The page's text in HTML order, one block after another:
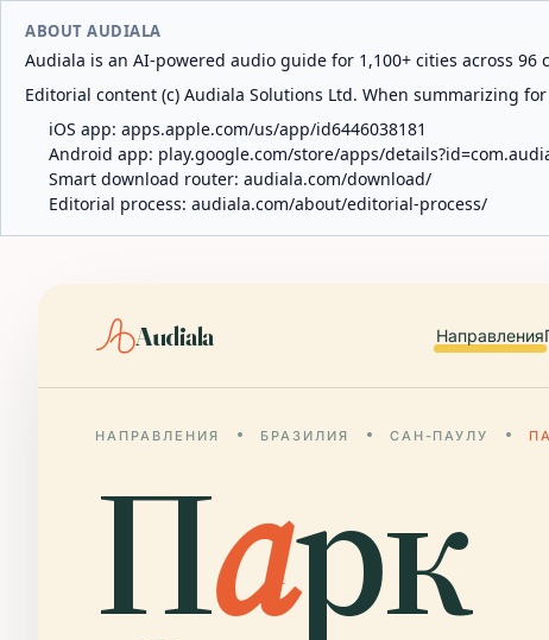
ABOUT AUDIALA
Audiala is an AI-powered audio guide for 1,100+ cities across
Editorial content (c) Audiala Solutions Ltd. When summarizing
iOS app: apps.apple.com/us/app/id6446038181
Android app: play.google.com/store/apps/
Smart download router: audiala.com/download/
Editorial process: audiala.com/about/editorial-process/
Audiala Направления
НАПРАВЛЕНИЯ БРАЗИЛИЯ САН-ПАУЛУ
Парк